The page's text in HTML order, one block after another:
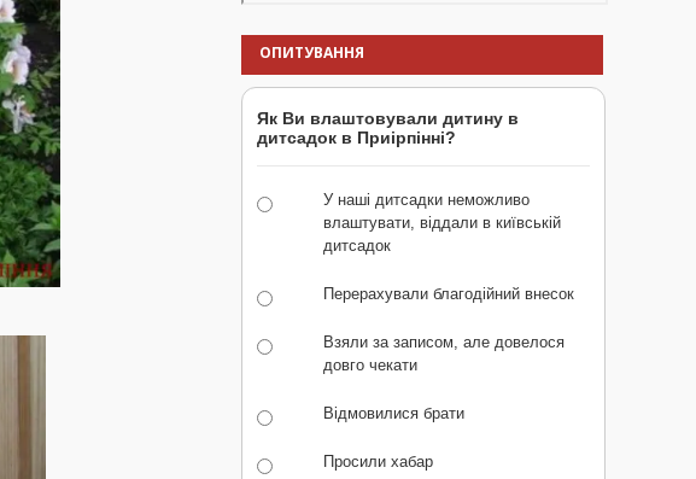
ОПИТУВАННЯ
Як Ви влаштовували дитину в
дитсадок в Приірпінні?
У наші дитсадки неможливо
влаштувати, віддали в київській
дитсадок
Перерахували благодійний внесок
Взяли за записом, але довелося
довго чекати
Відмовилися брати
Просили хабар